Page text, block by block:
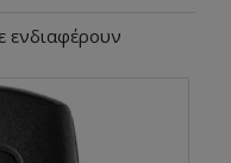
ενδιαφέρουν